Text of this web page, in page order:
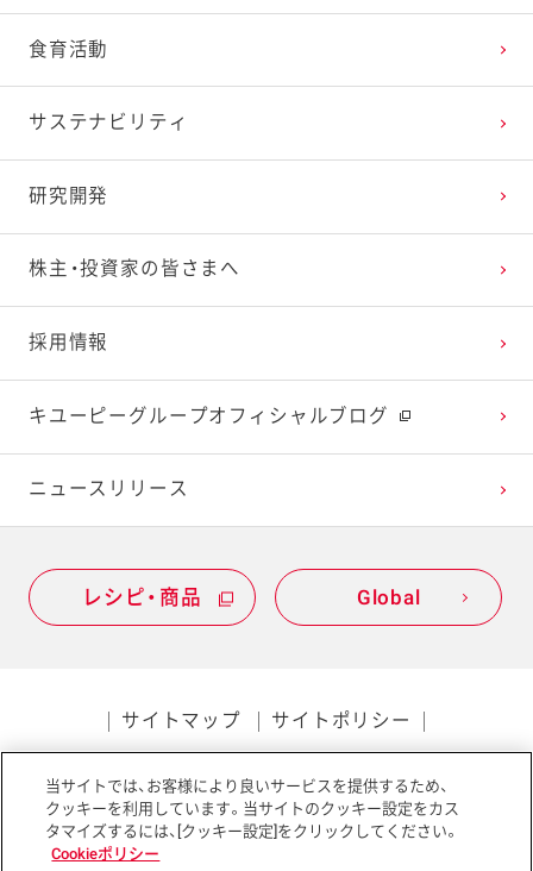
2025年2月
2025年1月
2024年3月
2024年2月
2023年4月
2023年3月
2022年5月
2022年4月
2021年6月
2021年5月
2020年7月
2020年6月
2019年8月
2019年7月
食育活動
サステナビリティ
研究開発
株主・投資家の皆さまへ
採用情報
キユーピーグループオフィシャルブログ
ニュースリリース
レシピ・商品 Global
サイトマップ サイトポリシー
ソーシャルメディアポリシー アクセシビリティ
当サイトでは、お客様により良いサービスを提供するため、
クッキーを利用しています。当サイトのクッキー設定をカス
タマイズするには、[クッキー設定]をクリックしてください。
Cookieポリシー